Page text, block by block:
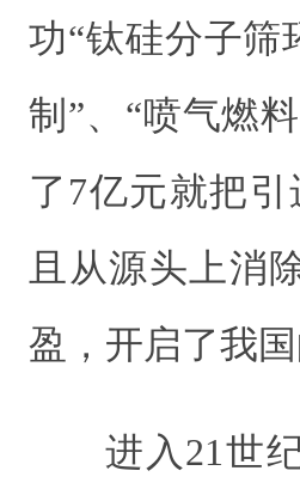
功“钛硅分子筛
制”、“喷气燃
了7亿元就把
且从源头上消
盈，开启了我
进入21世